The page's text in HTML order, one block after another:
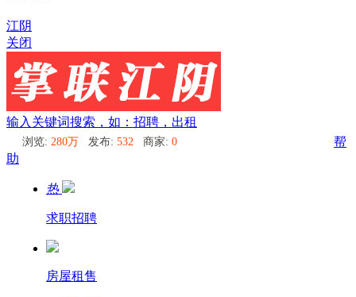
江阴
关闭
输入关键词搜索，如：招聘，出租
浏览: 280万 发布: 532 商家: 0
帮
助
热
求职招聘
房屋租售